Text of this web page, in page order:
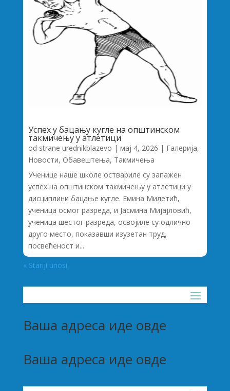
Успех у бацању кугле на општинском
такмичењу у атлетици
od strane urednikblazevo | мај 4, 2026 | Галерија,
Новости, Обавештења, Такмичења
Ученице наше школе оствариле су запажен
успех на општинском такмичењу у атлетици у
дисциплини бацање кугле. Емина Милетић,
ученица осмог разреда, и Јасмина Мијајловић,
ученица шестог разреда, освојиле су одлично
друго место, показавши изузетан труд,
посвећеност и...
« Stariji unosi
Ваша адреса иде овде
Ваша адреса иде овде